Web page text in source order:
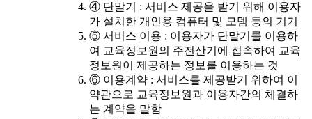
④ 단말기 : 서비스 제공을 받기 위해 이용자
가 설치한 개인용 컴퓨터 및 모뎀 등의 기기
⑤ 서비스 이용 : 이용자가 단말기를 이용하
여 교육정보원의 주전산기에 접속하여 교육
정보원이 제공하는 정보를 이용하는 것
⑥ 이용계약 : 서비스를 제공받기 위하여 이
약관으로 교육정보원과 이용자간의 체결하
는 계약을 말함